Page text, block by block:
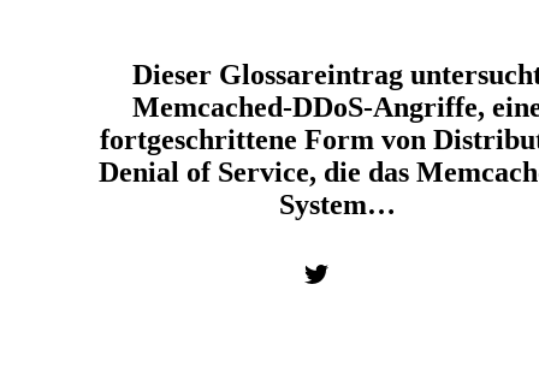
Dieser Glossareintrag
Memcached-DDoS-Angriffe,
fortgeschrittene Form von
Denial of Service, die das
System…